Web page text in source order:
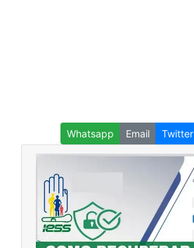
Whatsapp Email Twitter